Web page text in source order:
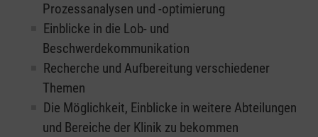
Prozessanalysen und -optimierung
Einblicke in die Lob- und
Beschwerdekommunikation
Recherche und Aufbereitung verschiedener
Themen
Die Möglichkeit, Einblicke in weitere Abteilungen
und Bereiche der Klinik zu bekommen